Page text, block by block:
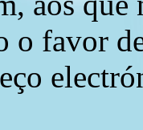
o favor